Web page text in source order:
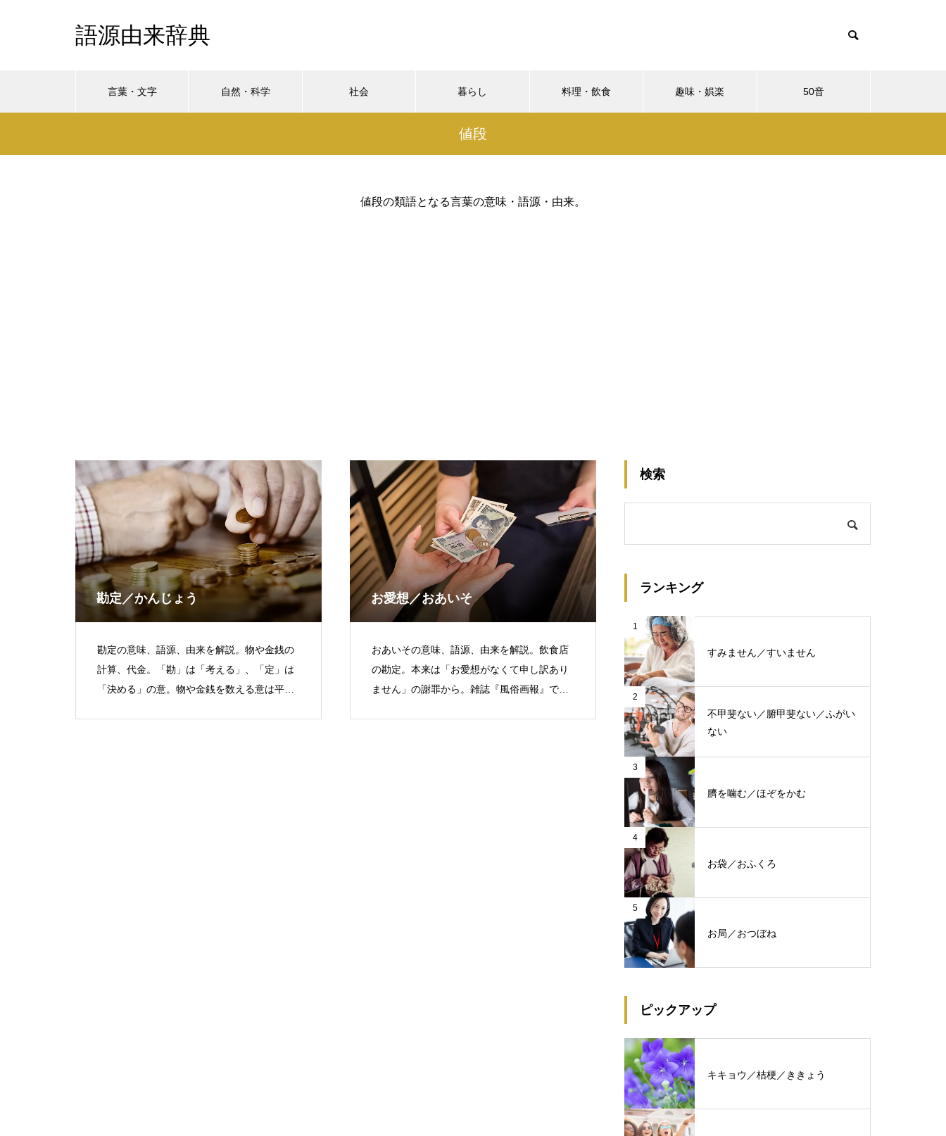
語源由来辞典
言葉・文字 自然・科学 社会 暮らし 料理・飲食 趣味・娯楽 50音
値段
値段の類語となる言葉の意味・語源・由来。
勘定／かんじょう
勘定の意味、語源、由来を解説。物や金銭の
計算、代金。「勘」は「考える」、「定」は
「決める」の意。物や金銭を数える意は平安
お愛想／おあいそ
おあいその意味、語源、由来を解説。飲食店
の勘定。本来は「お愛想がなくて申し訳あり
ません」の謝罪から。雑誌『風俗画報』で全
検索
ランキング
1
すみません／すいません
2
不甲斐ない／腑甲斐ない／ふがい
ない
3
臍を噛む／ほぞをかむ
4
お袋／おふくろ
5
お局／おつぼね
ピックアップ
キキョウ／桔梗／ききょう